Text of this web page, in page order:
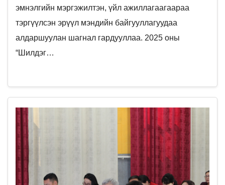
эмнэлгийн мэргэжилтэн, үйл ажиллагаагаараа
тэргүүлсэн эрүүл мэндийн байгууллагуудаа
алдаршуулан шагнал гардууллаа. 2025 оны
“Шилдэг…